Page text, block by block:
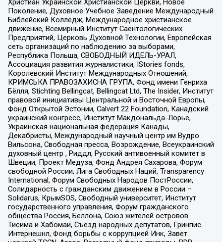
Христиан Украинской Христианской Церкви, Новое
Поколение, Духовное Учебное Заведение Международный
Библейский Колледж, Международное христианское
движение, Всемирный Институт Саентологических
Предприятий, Церковь Духовной Технологии, Европейская
сеть организаций по наблюдению за выборами,
Республика Польша, СВОБОДНЫЙ ИДЕЛЬ-УРАЛ,
Ассоциация развития журналистики, IStories fonds,
Королевский Институт Международных Отношений,
КРИМСЬКА ПРАВОЗАХИСНА ГРУПА, Фонд имени Генриха
Бёлля, Stichting Bellingcat, Bellingcat Ltd, The Insider, Институт
правовой инициативы Центральной и Восточной Европы,
Фонд Открытой Эстонии, Calvert 22 Foundation, Канадский
украинский конгресс, Институт Макдональда-Лорье,
Украинская национальная федерация Канады,
Декабристы, Международный научный центр им Вудро
Вильсона, Свободная пресса, Возрождение, Всеукраинский
духовный центр , Риддл, Русский антивоенный комитет в
Швеции, Проект Медуза, Фонд Андрея Сахарова, Форум
свободной России, Лига Свободных Наций, Transparеncy
International, Форум Свободных Народов ПостРоссии,
Солидарность с гражданским движением в России –
Solidarus, КрымSOS, Свободный университет, Институт
государственного управления, Форум гражданского
общества Россия, Беллона, Союз жителей островов
Тисима и Хабомаи, Съезд народных депутатов, Гринпис
Интернешнл, Фонд борьбы с коррупцией Инк, Завет